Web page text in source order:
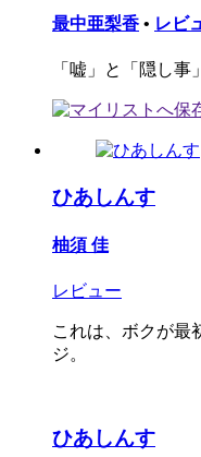
最中亜梨香 • レビ
「嘘」と「隠し
ひあしんす
柚須 佳
レビュー
これは、ボクが最
ジ。
ひあしんす